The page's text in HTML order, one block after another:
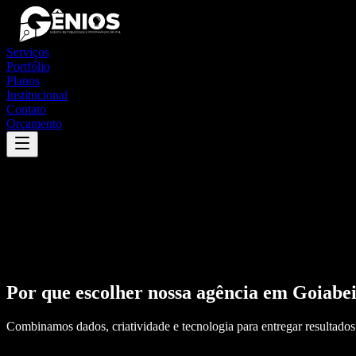
Serviços
Portfólio
Planos
Institucional
Contato
Orçamento
Por que escolher nossa agência em
Combinamos dados, criatividade e tecnologia para entregar